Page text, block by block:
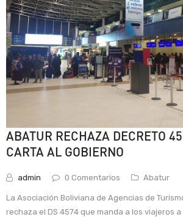
ABATUR RECHAZA DECRETO
CARTA AL GOBIERNO
admin 0 Comentarios Abatur
La Asociación Boliviana de Agencias de
rechaza el DS 4574 que manda a los viajeros